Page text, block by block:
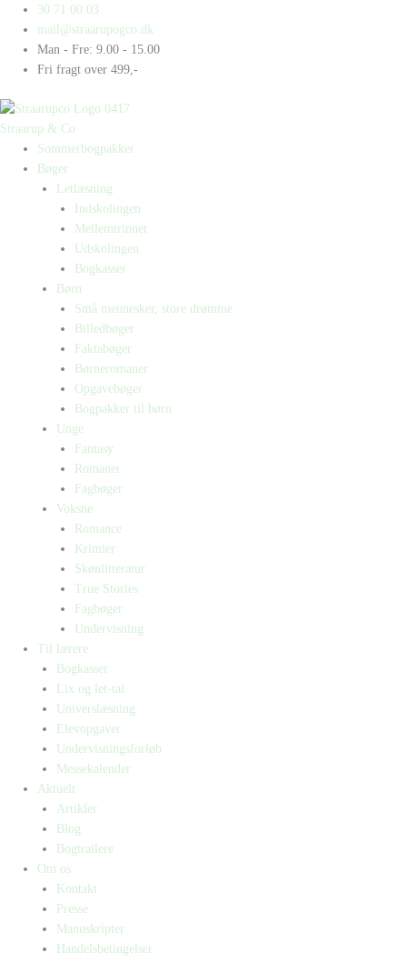
indholdet
30 71 00 03
mail@straarupogco.dk
Man - Fre: 9.00 - 15.00
Fri fragt over 499,-
Straarup & Co
Sommerbogpakker
Bøger
Letlæsning
Indskolingen
Mellemtrinnet
Udskolingen
Bogkasser
Børn
Små mennesker, store drømme
Billedbøger
Faktabøger
Børneromaner
Opgavebøger
Bogpakker til børn
Unge
Fantasy
Romaner
Fagbøger
Voksne
Romance
Krimier
Skønlitteratur
True Stories
Fagbøger
Undervisning
Til lærere
Bogkasser
Lix og let-tal
Universlæsning
Elevopgaver
Undervisningsforløb
Messekalender
Aktuelt
Artikler
Blog
Bogtrailere
Om os
Kontakt
Presse
Manuskripter
Handelsbetingelser
Products
search
Products
search